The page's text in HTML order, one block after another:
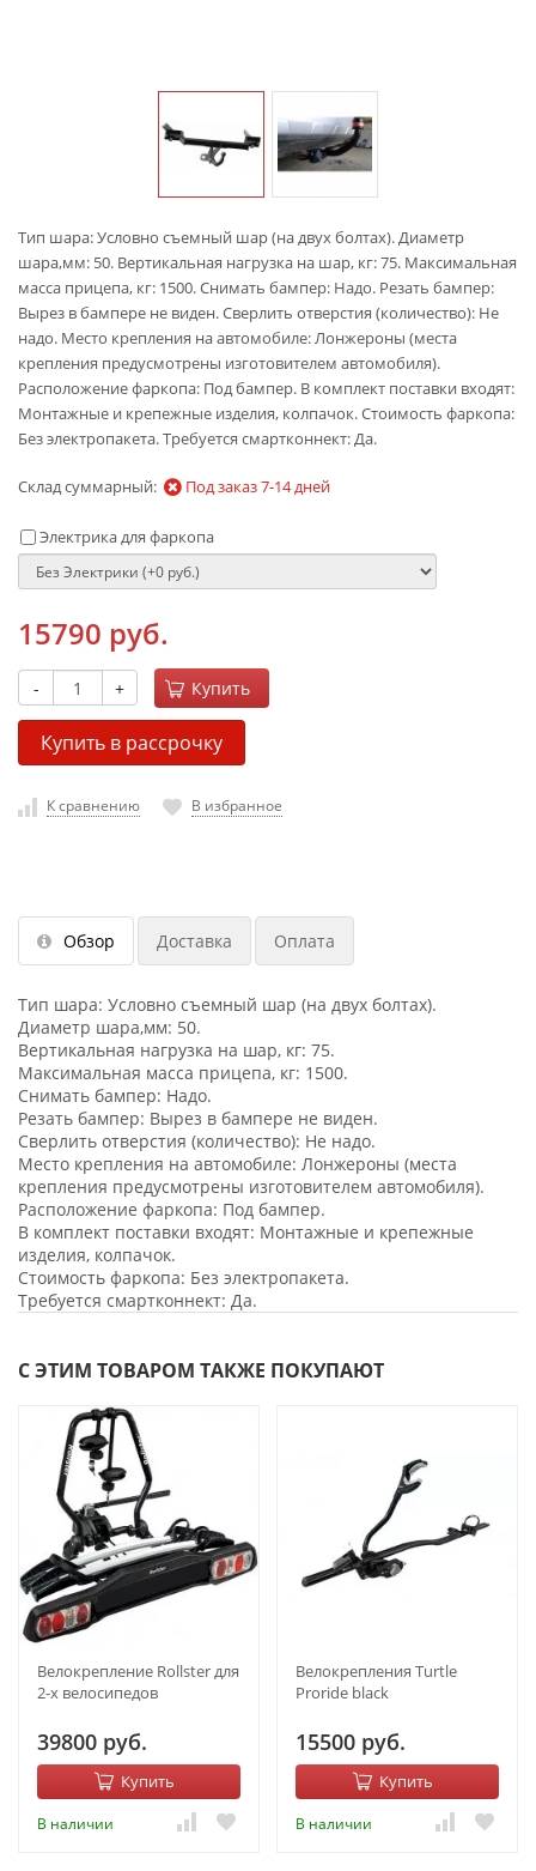
Тип шара: Условно съемный шар (на двух болтах). Диаметр
шара,мм: 50. Вертикальная нагрузка на шар, кг: 75. Максимальная
масса прицепа, кг: 1500. Снимать бампер: Надо. Резать бампер:
Вырез в бампере не виден. Сверлить отверстия (количество): Не
надо. Место крепления на автомобиле: Лонжероны (места
крепления предусмотрены изготовителем автомобиля).
Расположение фаркопа: Под бампер. В комплект поставки входят:
Монтажные и крепежные изделия, колпачок. Стоимость фаркопа:
Без электропакета. Требуется смартконнект: Да.
Склад суммарный: Под заказ 7-14 дней
Электрика для фаркопа
15790 руб.
- + Купить
Купить в рассрочку
К сравнению В избранное
Обзор Доставка Оплата
Тип шара: Условно съемный шар (на двух болтах).
Диаметр шара,мм: 50.
Вертикальная нагрузка на шар, кг: 75.
Максимальная масса прицепа, кг: 1500.
Снимать бампер: Надо.
Резать бампер: Вырез в бампере не виден.
Сверлить отверстия (количество): Не надо.
Место крепления на автомобиле: Лонжероны (места
крепления предусмотрены изготовителем автомобиля).
Расположение фаркопа: Под бампер.
В комплект поставки входят: Монтажные и крепежные
изделия, колпачок.
Стоимость фаркопа: Без электропакета.
Требуется смартконнект: Да.
С ЭТИМ ТОВАРОМ ТАКЖЕ ПОКУПАЮТ
Велокрепление Rollster для
2-х велосипедов
39800 руб.
Купить
В наличии
Велокрепления Turtle
Proride black
15500 руб.
Купить
В наличии